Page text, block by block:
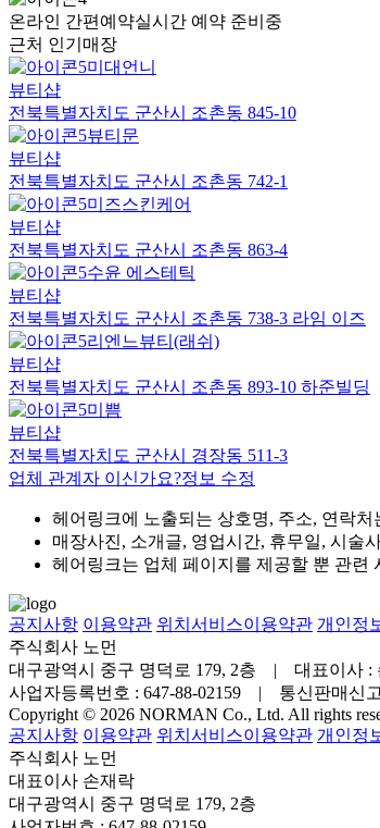
온라인 간편예약실시간 예약 준비중
근처 인기매장
미대언니
뷰티샵
전북특별자치도 군산시 조촌동 845-10
뷰티문
뷰티샵
전북특별자치도 군산시 조촌동 742-1
미즈스킨케어
뷰티샵
전북특별자치도 군산시 조촌동 863-4
수윤 에스테틱
뷰티샵
전북특별자치도 군산시 조촌동 738-3 라임 이즈
리엔느뷰티(래쉬)
뷰티샵
전북특별자치도 군산시 조촌동 893-10 하준빌딩
미쁨
뷰티샵
전북특별자치도 군산시 경장동 511-3
업체 관계자 이신가요?정보 수정
헤어링크에 노출되는 상호명, 주소, 연락
매장사진, 소개글, 영업시간, 휴무일, 시술
헤어링크는 업체 페이지를 제공할 뿐 관련
공지사항 이용약관 위치서비스이용약관 개인정
주식회사 노먼
대구광역시 중구 명덕로 179, 2층 | 대표이사 :
사업자등록번호 : 647-88-02159 | 통신판매신고
Copyright © 2026 NORMAN Co., Ltd. All rights
공지사항 이용약관 위치서비스이용약관 개인정
주식회사 노먼
대표이사 손재락
대구광역시 중구 명덕로 179, 2층